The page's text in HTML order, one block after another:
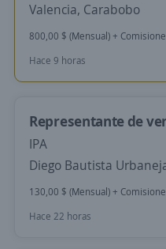
Valencia, Carabobo
800,00 $ (Mensual) +
Hace 9 horas
Representante de
IPA
Diego Bautista
130,00 $ (Mensual) +
Hace 22 horas